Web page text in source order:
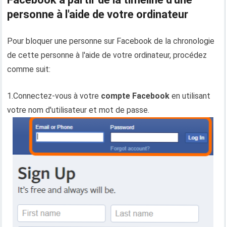
personne à l'aide de votre ordinateur
Pour bloquer une personne sur Facebook de la chronologie
de cette personne à l'aide de votre ordinateur, procédez
comme suit:
1.Connectez-vous à votre compte Facebook en utilisant
votre nom d'utilisateur et mot de passe.